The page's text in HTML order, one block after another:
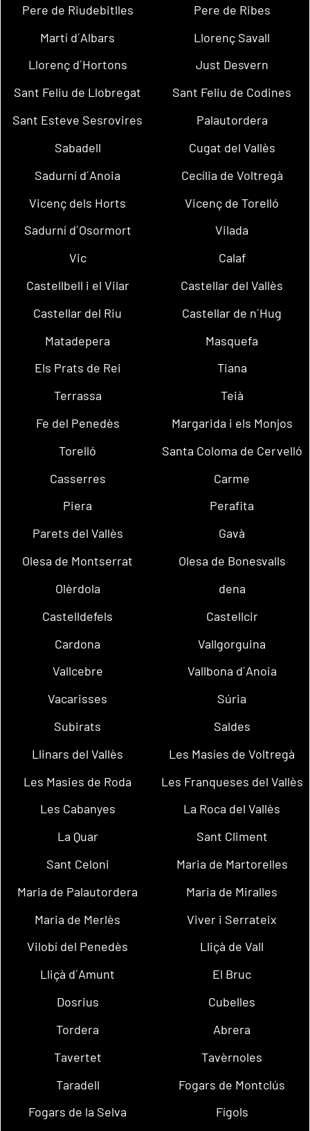
Pere de Riudebitlles
Pere de Ribes
Martí d´Albars
Llorenç Savall
Llorenç d´Hortons
Just Desvern
Sant Feliu de Llobregat
Sant Feliu de Codines
Sant Esteve Sesrovires
Palautordera
Sabadell
Cugat del Vallès
Sadurní d´Anoia
Cecília de Voltregà
Vicenç dels Horts
Vicenç de Torelló
Sadurní d´Osormort
Vilada
Vic
Calaf
Castellbell i el Vilar
Castellar del Vallès
Castellar del Riu
Castellar de n´Hug
Matadepera
Masquefa
Els Prats de Rei
Tiana
Terrassa
Teià
Fe del Penedès
Margarida i els Monjos
Torelló
Santa Coloma de Cervelló
Casserres
Carme
Piera
Perafita
Parets del Vallès
Gavà
Olesa de Montserrat
Olesa de Bonesvalls
Olèrdola
dena
Castelldefels
Castellcir
Cardona
Vallgorguina
Vallcebre
Vallbona d´Anoia
Vacarisses
Súria
Subirats
Saldes
Llinars del Vallès
Les Masíes de Voltregà
Les Masies de Roda
Les Franqueses del Vallès
Les Cabanyes
La Roca del Vallès
La Quar
Sant Climent
Sant Celoni
Maria de Martorelles
Maria de Palautordera
Maria de Miralles
Maria de Merlès
Viver i Serrateix
Vilobí del Penedès
Lliçà de Vall
Lliçà d´Amunt
El Bruc
Dosrius
Cubelles
Tordera
Abrera
Tavertet
Tavèrnoles
Taradell
Fogars de Montclús
Fogars de la Selva
Fígols